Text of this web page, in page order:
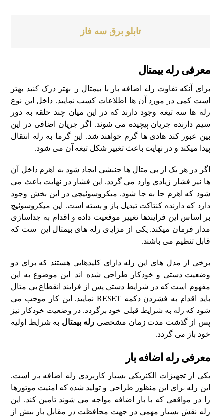
تابلو برق سه فاز
معرفی رله بیمتال
برای آنکه تفاوت رله اضافه بار با بیمتال را بهتر درک کنید بهتر
است کمی در مورد آن ها اطلاعات کسب نمایید. داخل این نوع
رله ها سه تیغه وجود دارند که در این میان چند حلقه به دور
سیم دارنده جریان پیچیده می شوند. اگر جریان اضافی در این
بین عبور کند هادی ها گرم خواهند شد. این گرما به رله انتقال
پیدا میکند و در نهایت باعث تغییر شکل تیغه آن می شود.
اگر در هر یک از بی متال ها جنبشی ایجاد شود به اهرم داخل آن
ها نیز فشار زیادی وارد می گردد. این فشار در نهایت باعث می
شود که اهرم جا به جا شود. میکروسوئیچی در این بخش وجود
دارد که دارنده کنتاکت تبدیل باز و بسته است. این میکروسوئیچ
بر اساس این فرایندها تغییر موقعیت داده و اقدام به جداسازی
مدار فرمان میکند. یکی از مزایای رله های بیمتال این است که
قابل تنظیم می باشند.
برخی از مدل های این رله دارای کلیدهایی هستند که برای دو
وضعیت دستی و خودکار طراحی شده اند. این موضوع به این
مفهوم است که در شرایط دستی پس از فرایند انقطاع بی متال
باید اقدام به فشردن دکمه RESET نمایید. این کار موجب می
شود که رله به شرایط قبلی خود برگردد. در وضعیت خودکار نیز
پس از گذشت مدت زمان مشخصی رله بیمتال به شرایط اولیه
خود باز می گردد.
معرفی رله اضافه بار
یکی از تجهیزات الکتریکی بسیار کاربردی رله اضافه بار است.
این رله برای این منظور طراحی و تولید شده که امنیت موتورها
را در مواقعی که با بار اضافه مواجه می شوند تامین کند. این
رله نقش بسیار مهمی در جهت محافظت در مقابل بار بیش از